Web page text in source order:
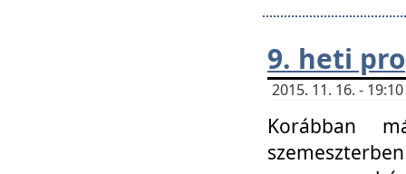
9. heti
2015. 11. 16. -
Korábban